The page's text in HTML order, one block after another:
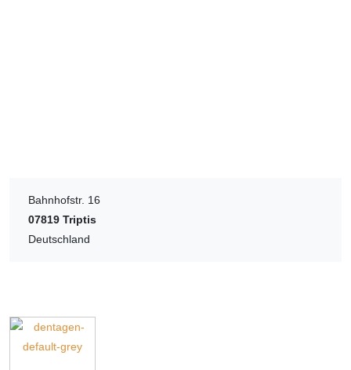
Bahnhofstr. 16
07819 Triptis
Deutschland